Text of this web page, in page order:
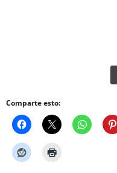
Comparte esto: